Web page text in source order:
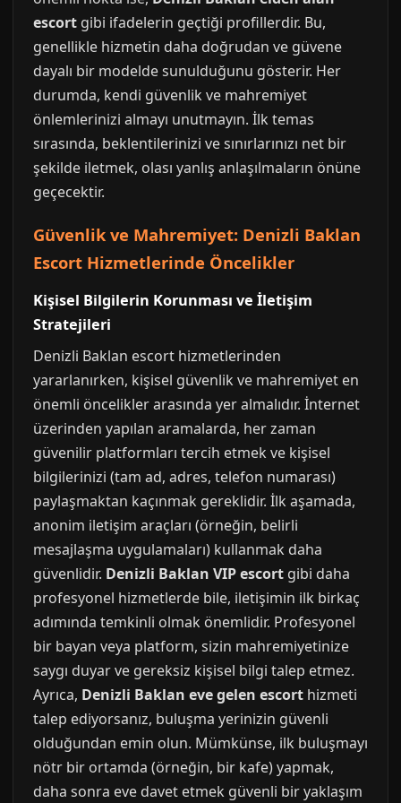
escort gibi ifadelerin geçtiği profillerdir. Bu,
genellikle hizmetin daha doğrudan ve güvene
dayalı bir modelde sunulduğunu gösterir. Her
durumda, kendi güvenlik ve mahremiyet
önlemlerinizi almayı unutmayın. İlk temas
sırasında, beklentilerinizi ve sınırlarınızı net bir
şekilde iletmek, olası yanlış anlaşılmaların önüne
geçecektir.
Güvenlik ve Mahremiyet: Denizli Baklan
Escort Hizmetlerinde Öncelikler
Kişisel Bilgilerin Korunması ve İletişim
Stratejileri
Denizli Baklan escort hizmetlerinden
yararlanırken, kişisel güvenlik ve mahremiyet en
önemli öncelikler arasında yer almalıdır. İnternet
üzerinden yapılan aramalarda, her zaman
güvenilir platformları tercih etmek ve kişisel
bilgilerinizi (tam ad, adres, telefon numarası)
paylaşmaktan kaçınmak gereklidir. İlk aşamada,
anonim iletişim araçları (örneğin, belirli
mesajlaşma uygulamaları) kullanmak daha
güvenlidir. Denizli Baklan VIP escort gibi daha
profesyonel hizmetlerde bile, iletişimin ilk birkaç
adımında temkinli olmak önemlidir. Profesyonel
bir bayan veya platform, sizin mahremiyetinize
saygı duyar ve gereksiz kişisel bilgi talep etmez.
Ayrıca, Denizli Baklan eve gelen escort hizmeti
talep ediyorsanız, buluşma yerinizin güvenli
olduğundan emin olun. Mümkünse, ilk buluşmayı
nötr bir ortamda (örneğin, bir kafe) yapmak,
daha sonra eve davet etmek güvenli bir yaklaşım